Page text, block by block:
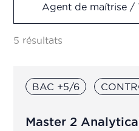
Vigilance
Agent de maîtrise /
Supérieur
contrôle qualité, R&D
production
5 résultats
BAC +5/6
Master 2